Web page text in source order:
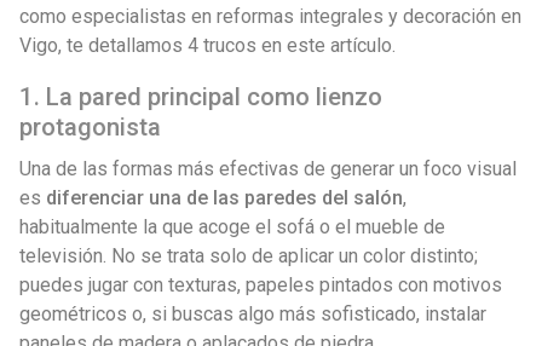
como especialistas en reformas integrales y decoración en
Vigo, te detallamos 4 trucos en este artículo.
1. La pared principal como lienzo
protagonista
Una de las formas más efectivas de generar un foco visual
es diferenciar una de las paredes del salón,
habitualmente la que acoge el sofá o el mueble de
televisión. No se trata solo de aplicar un color distinto;
puedes jugar con texturas, papeles pintados con motivos
geométricos o, si buscas algo más sofisticado, instalar